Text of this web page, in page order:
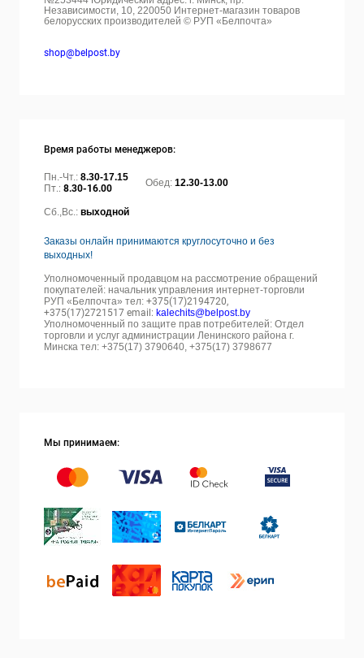
Независимости, 10, 220050 Интернет-магазин товаров
белорусских производителей © РУП «Белпочта»
shop@belpost.by
Время работы менеджеров:
Пн.-Чт.: 8.30-17.15
Пт.: 8.30-16.00 Обед: 12.30-13.00
Сб.,Вс.: выходной
Заказы онлайн принимаются круглосуточно и без
выходных!
Уполномоченный продавцом на рассмотрение обращений
покупателей: начальник управления интернет-торговли
РУП «Белпочта» тел: +375(17)2194720,
+375(17)2721517 email: kalechits@belpost.by
Уполномоченный по защите прав потребителей: Отдел
торговли и услуг администрации Ленинского района г.
Минска тел: +375(17) 3790640, +375(17) 3798677
Мы принимаем: